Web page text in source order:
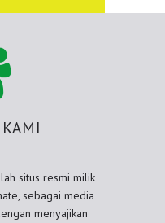
situs resmi milik
sebagai media
menyajikan